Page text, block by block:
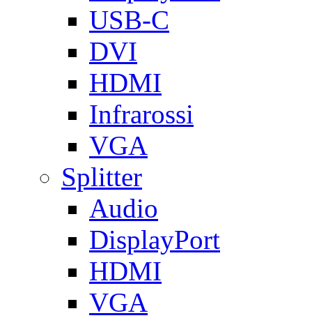
USB-C
DVI
HDMI
Infrarossi
VGA
Splitter
Audio
DisplayPort
HDMI
VGA